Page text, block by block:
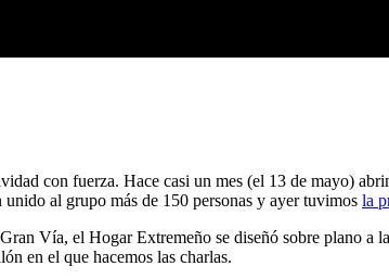
con fuerza. Hace casi un mes (el 13 de mayo)
al grupo más de 150 personas y ayer tuvimos la
Vía, el Hogar Extremeño se diseñó sobre plano
en el que hacemos las charlas.